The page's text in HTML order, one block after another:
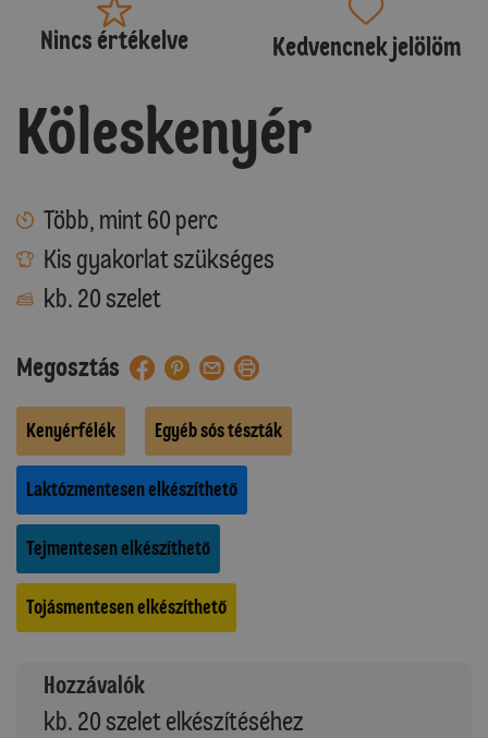
Nincs értékelve Kedvencnek jelölöm
Köleskenyér
Több, mint 60 perc
Kis gyakorlat szükséges
kb. 20 szelet
Megosztás
Kenyérfélék Egyéb sós tészták
Laktózmentesen elkészíthető
Tejmentesen elkészíthető
Tojásmentesen elkészíthető
Hozzávalók
kb. 20 szelet elkészítéséhez